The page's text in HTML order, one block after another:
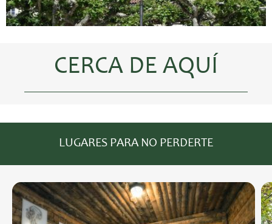
CERCA DE AQUÍ
LUGARES PARA NO PERDERTE